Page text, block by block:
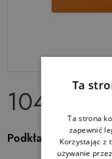
104.99 zł
Podkładka na całe
Ta
Ta strona
zapewnić
Korzystając z
używanie